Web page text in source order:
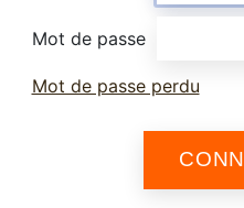
Mot de passe
Mot de passe perdu